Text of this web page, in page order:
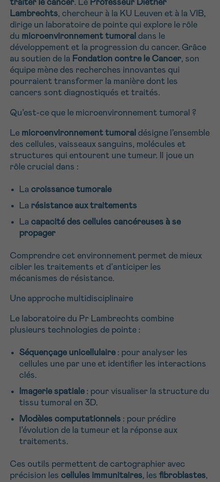
traiter le cancer. Le Professeur Diether
Lambrechts, chercheur à la KU Leuven et à la VIB,
dirige un laboratoire de pointe qui explore le rôle
du microenvironnement tumoral dans le
développement et la progression du cancer. Grâce
au soutien de la Fondation contre le Cancer, son
équipe mène des recherches innovantes qui
pourraient transformer la manière dont les
cancers sont diagnostiqués et traités.
Qu’est-ce que le microenvironnement tumoral ?
Le microenvironnement tumoral désigne l’ensemble
des cellules, vaisseaux sanguins, molécules et
structures qui entourent une tumeur. Il joue un
rôle crucial dans :
La croissance tumorale
La résistance aux traitements
La capacité des cellules cancéreuses à se
propager
Comprendre cet environnement permet de mieux
cibler les traitements et d’anticiper les
mécanismes de résistance.
Une approche multidisciplinaire
Le laboratoire du Pr Lambrechts combine
plusieurs technologies de pointe :
Séquençage unicellulaire: pour analyser les
cellules une par une et identifier les interactions
clés.
Imagerie spatiale: pour visualiser la structure du
tissu tumoral en 3D.
Modèles computationnels : pour prédire
l’évolution de la tumeur et la réponse aux
traitements.
Ces outils permettent de cartographier avec
précision les cellules immunitaires, les fibroblastes,
Je souhaite être rappelé.e
En savoir plus sur Cancerinfo
NOM
PRÉNOM
VOTRE QUESTION
J’accepte lesconditions d’utilisations
*CHAMP OBLIGATOIRE
Envoyer
16h-18h
Suivant